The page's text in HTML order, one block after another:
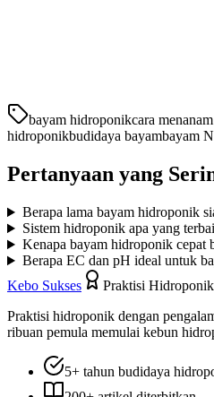
bayam hidroponikcara
hidroponikbudidaya bayambayam
Pertanyaan yang
Berapa lama bayam hidroponik
Sistem hidroponik apa yang
Kenapa bayam hidroponik cepat
Berapa EC dan pH ideal untuk
Kebo Sukses
Praktisi Hidroponik
Praktisi hidroponik dengan
ribuan pemula memulai kebun
5+ tahun budidaya